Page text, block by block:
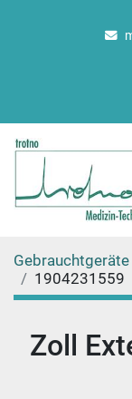
Gebrauchtgeräte
1904231559
Zoll